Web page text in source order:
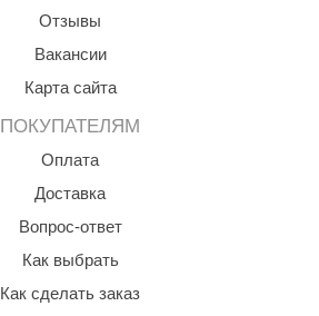
Отзывы
Вакансии
Карта сайта
ПОКУПАТЕЛЯМ
Оплата
Доставка
Вопрос-ответ
Как выбрать
Как сделать заказ